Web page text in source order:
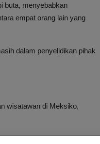
buta, menyebabkan
empat orang lain yang
dalam penyelidikan pihak
wisatawan di Meksiko,
di Meksiko.